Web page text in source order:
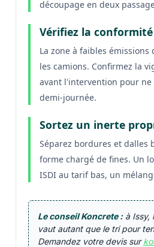
découpage en deux
Vérifiez la conformité
La zone à faibles
les camions. Confirmez la
avant l'intervention pour
demi-journée.
Sortez un inerte
Séparez bordures et dalles
forme chargé de fines. Un
ISDI au tarif bas, un
Le conseil Koncrete :à Issy,
vaut autant que le tri pour
Demandez votre devis sur